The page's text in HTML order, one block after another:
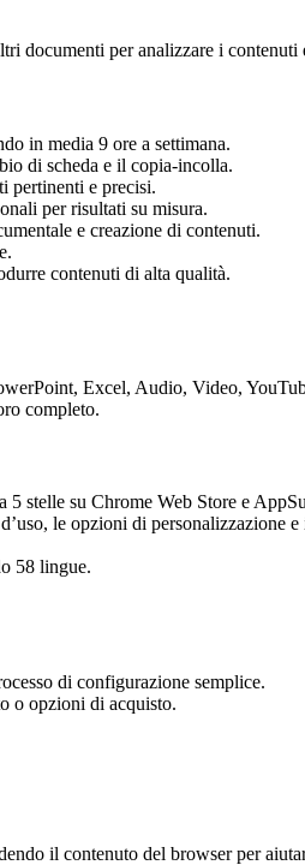
documenti per analizzare i contenuti
in media 9 ore a settimana.
di scheda e il copia-incolla.
pertinenti e precisi.
per risultati su misura.
e creazione di contenuti.
contenuti di alta qualità.
Excel, Audio, Video,
completo.
stelle su Chrome Web Store e
le opzioni di personalizzazione
58 lingue.
di configurazione semplice.
o opzioni di acquisto.
il contenuto del browser per